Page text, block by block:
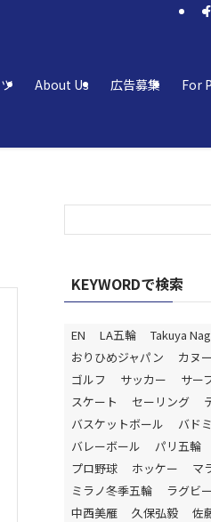
About Us 広告募集 For
KEYWORDで検索
EN LA五輪 Takuya
おりひめジャパン
カヌー
ゴルフ
サッカー サー
スケート
セーリング
バスケットボール
バド
バレーボール
パリ五輪
プロ野球
ホッケー
マ
ミラノ冬季五輪
ラグビー
中西美雁
久保弘毅 佐